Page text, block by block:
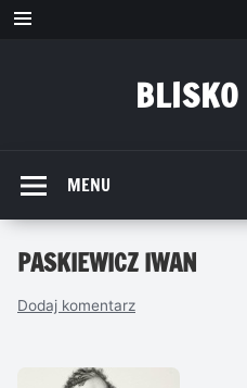
Przejdź
MENU
PASKIEWICZ IWAN
Dodaj komentarz